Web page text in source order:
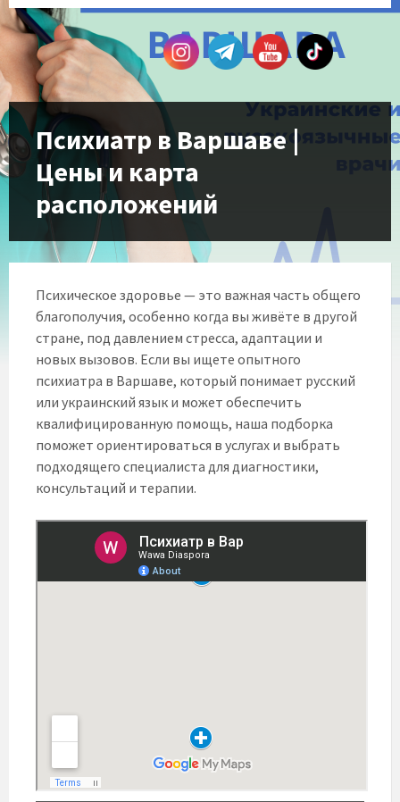
Психиатр в Варшаве |
Цены и карта
расположений
Психическое здоровье — это важная часть общего
благополучия, особенно когда вы живёте в другой
стране, под давлением стресса, адаптации и
новых вызовов. Если вы ищете опытного
психиатра в Варшаве, который понимает русский
или украинский язык и может обеспечить
квалифицированную помощь, наша подборка
поможет ориентироваться в услугах и выбрать
подходящего специалиста для диагностики,
консультаций и терапии.